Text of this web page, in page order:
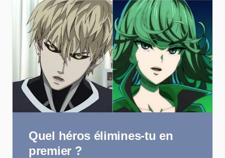
Quel héros élimines-tu en
premier ?